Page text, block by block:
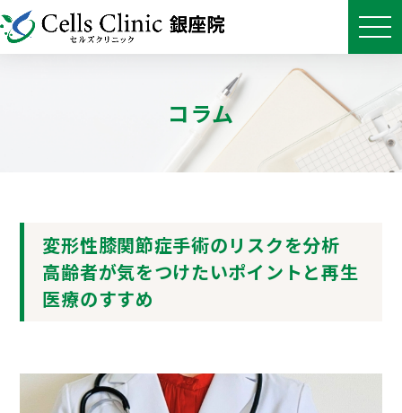
コラム
変形性膝関節症手術のリスクを分析
高齢者が気をつけたいポイントと再生
医療のすすめ